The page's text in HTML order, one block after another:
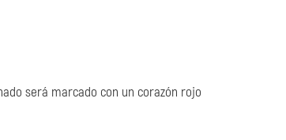
será marcado con un corazón rojo